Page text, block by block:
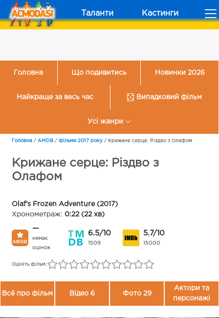
Таланти Кастинги
Головна Що подивитись Новинки 2026
Найкраще за весь час Випадковий фільм
Усі жанри
Головна / AMDB / Фільми 2017 року / Крижане серце: Різдво з Олафом
Крижане серце: Різдво з
Олафом
Olaf's Frozen Adventure (2017)
Хронометраж: 0:22 (22 хв)
—
немає
оцінок
6.5/10
1509
5.7/10
15000
Оцініть фільм:
Всё про фільм Відео 6 Фото 29
Актори та
персонажі